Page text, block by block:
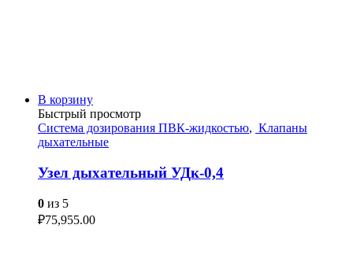
В корзину
Быстрый просмотр
Система дозирования ПВК-жидкостью, Клапаны
дыхательные
Узел дыхательный УДк-0,4
0 из 5
₽75,955.00